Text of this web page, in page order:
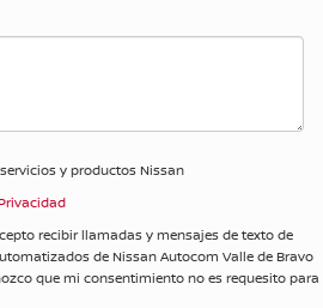
y productos Nissan
recibir llamadas y mensajes de texto de
de Nissan Autocom Valle de Bravo
que mi consentimiento no es requesito para